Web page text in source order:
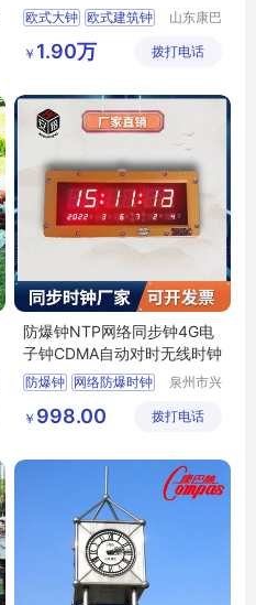
欧式大钟 欧式建筑钟
欧式建筑大钟
山东康巴
限公司
￥ 1.90万 拨打电话
防爆钟NTP网络同步钟4G电
子钟CDMA自动对时无线时钟
防爆钟 网络防爆时钟
泉州市兴
科技有限
￥ 998.00 拨打电话